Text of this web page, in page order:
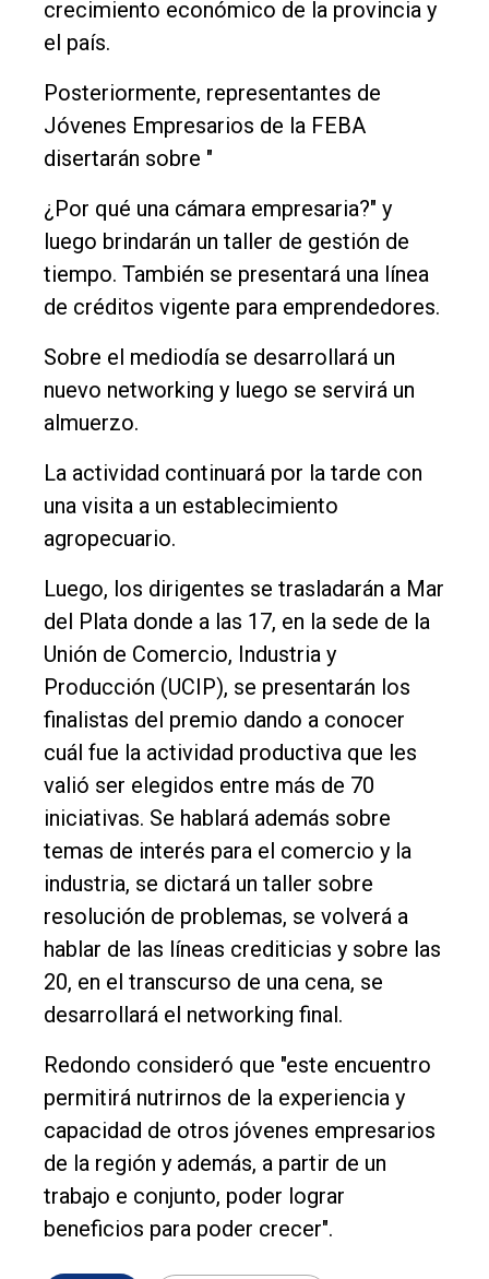
crecimiento económico de la provincia y
el país.
Posteriormente, representantes de
Jóvenes Empresarios de la FEBA
disertarán sobre "
¿Por qué una cámara empresaria?" y
luego brindarán un taller de gestión de
tiempo. También se presentará una línea
de créditos vigente para emprendedores.
Sobre el mediodía se desarrollará un
nuevo networking y luego se servirá un
almuerzo.
La actividad continuará por la tarde con
una visita a un establecimiento
agropecuario.
Luego, los dirigentes se trasladarán a Mar
del Plata donde a las 17, en la sede de la
Unión de Comercio, Industria y
Producción (UCIP), se presentarán los
finalistas del premio dando a conocer
cuál fue la actividad productiva que les
valió ser elegidos entre más de 70
iniciativas. Se hablará además sobre
temas de interés para el comercio y la
industria, se dictará un taller sobre
resolución de problemas, se volverá a
hablar de las líneas crediticias y sobre las
20, en el transcurso de una cena, se
desarrollará el networking final.
Redondo consideró que "este encuentro
permitirá nutrirnos de la experiencia y
capacidad de otros jóvenes empresarios
de la región y además, a partir de un
trabajo e conjunto, poder lograr
beneficios para poder crecer".